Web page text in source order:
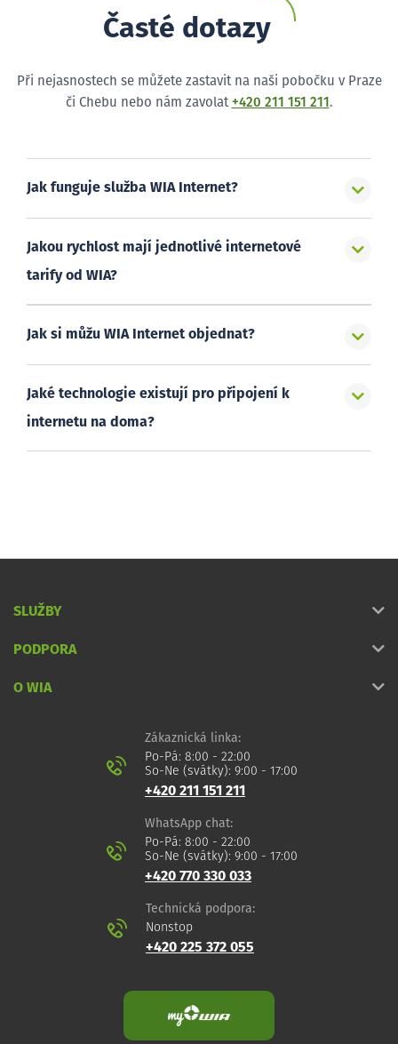
Časté dotazy
Při nejasnostech se můžete zastavit na naši pobočku v Praze
či Chebu nebo nám zavolat +420 211 151 211 .
Jak funguje služba WIA Internet?
Jakou rychlost mají jednotlivé internetové
tarify od WIA?
Jak si můžu WIA Internet objednat?
Jaké technologie existují pro připojení k
internetu na doma?
SLUŽBY
PODPORA
O WIA
Zákaznická linka:
Po-Pá: 8:00 - 22:00
So-Ne (svátky): 9:00 - 17:00
+420 211 151 211
WhatsApp chat:
Po-Pá: 8:00 - 22:00
So-Ne (svátky): 9:00 - 17:00
+420 770 330 033
Technická podpora:
Nonstop
+420 225 372 055